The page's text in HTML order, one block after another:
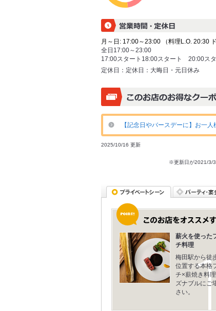
月～日: 17:00～23:00 （料理L.O. 20:30
全日17:00～23:00
17:00スタート18:00スタート 20:00ス
定休日： 定休日：大晦日・元日休み
【記念日やバースデーに】お一
2025/10/16 更新
※更新日が2021/3/
薪火を使った
チ料理
梅田駅から徒
位置する本格
チ×薪焼き料
ズナブルにご
さい。